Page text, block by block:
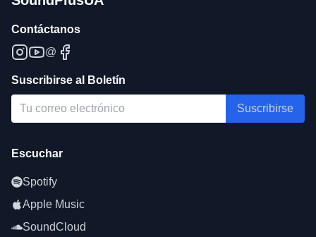
Contáctanos
@
Suscribirse al Boletín
Suscribirse
Escuchar
Spotify
Apple Music
SoundCloud